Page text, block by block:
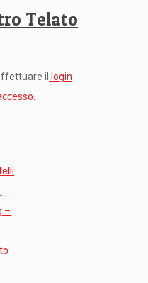
Telato
il
login
–